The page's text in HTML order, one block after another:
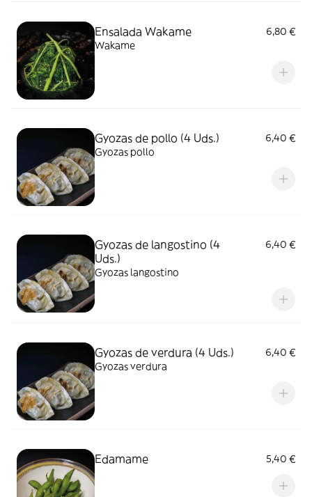
Ensalada Wakame
6,80 €
Wakame
Gyozas de pollo (4 Uds.)
6,40 €
Gyozas pollo
Gyozas de langostino (4
Uds.)
6,40 €
Gyozas langostino
Gyozas de verdura (4 Uds.)
6,40 €
Gyozas verdura
Edamame 5,40 €